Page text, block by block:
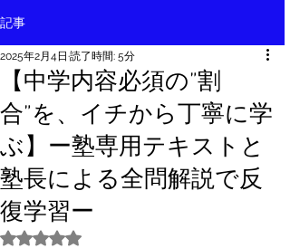
記事
【中学内容必須の”割
合”を、イチから丁寧に学
ぶ】ー塾専用テキストと
塾長による全問解説で反
復学習ー
2025年2月4日 読了時間: 5分
5つ星のうちNaNと評価されています。